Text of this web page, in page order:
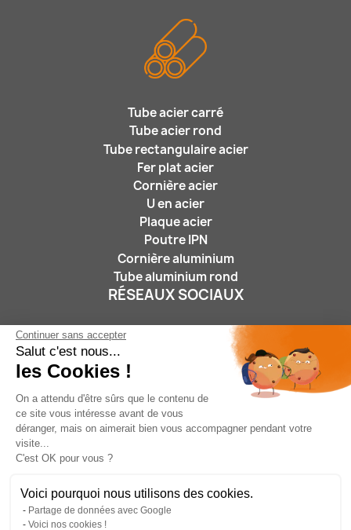
Continuer sans accepter
Salut c'est nous...
les Cookies !
On a attendu d'être sûrs que le contenu de
ce site vous intéresse avant de vous
déranger, mais on aimerait bien vous accompagner pendant votre
visite...
C'est OK pour vous ?
Voici pourquoi nous utilisons des cookies.
Partage de données avec Google
Voici nos cookies !
Tube acier carré
Tube acier rond
Tube rectangulaire acier
Fer plat acier
Cornière acier
U en acier
Plaque acier
Poutre IPN
Cornière aluminium
Tube aluminium rond
RÉSEAUX SOCIAUX
Nous suivre :
05 46 31 15 25